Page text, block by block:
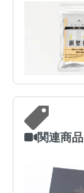
関連商品